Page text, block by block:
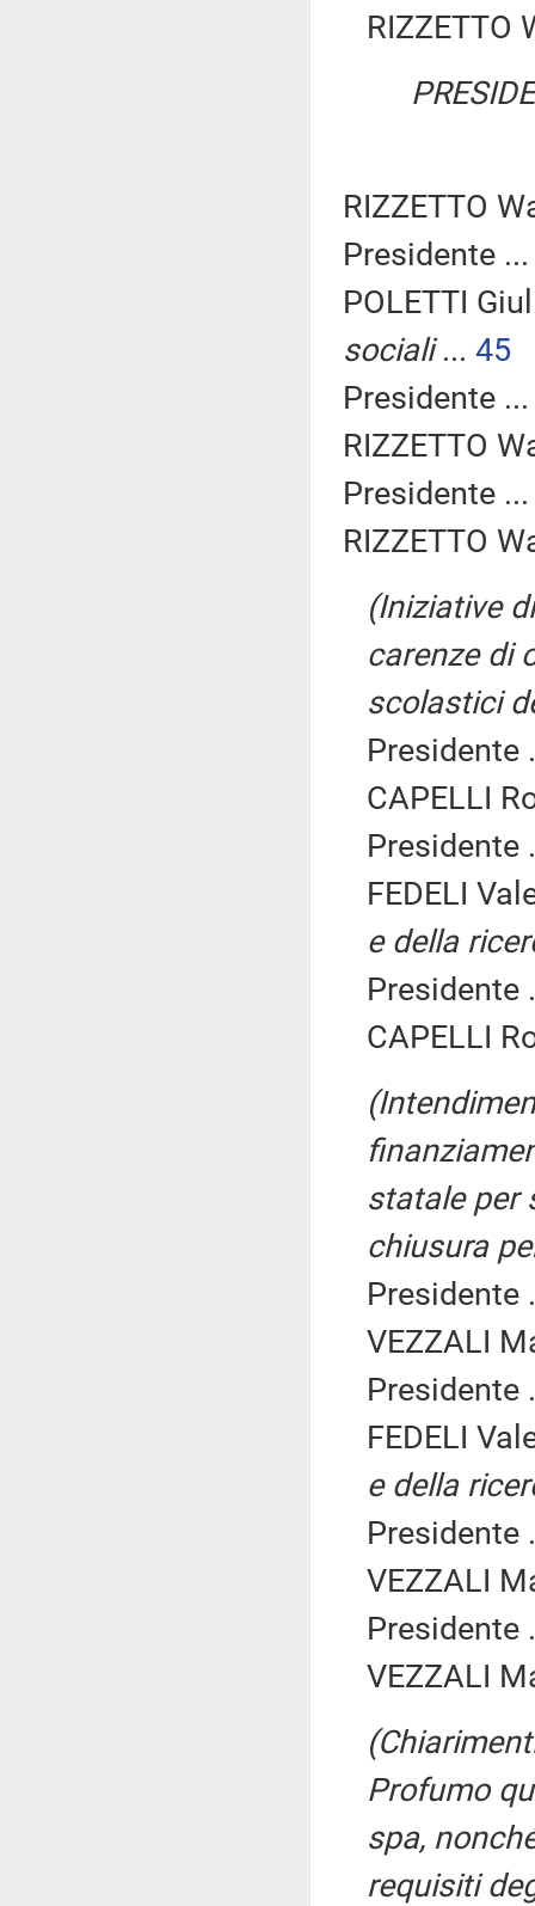
RIZZETTO
RIZZETTO
Presidente
POLETTI
sociali... 45
Presidente
RIZZETTO
Presidente
RIZZETTO
(Iniziative
carenze di
scolastici
Presidente
CAPELLI
Presidente
FEDELI
e della
Presidente
CAPELLI
statale per
chiusura
Presidente
VEZZALI
Presidente
FEDELI
e della
Presidente
VEZZALI
Presidente
VEZZALI
Profumo
spa,
requisiti